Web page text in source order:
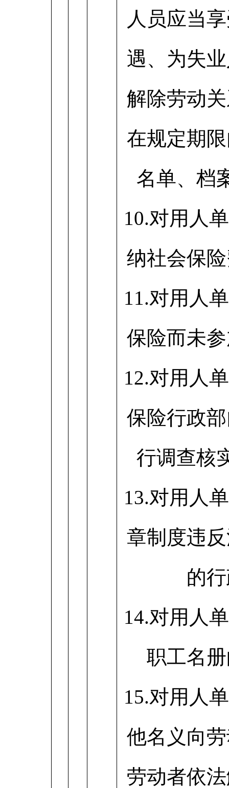
人员应当
遇、为失
解除劳动
在规定期
名单、档
10.对用人
纳社会保
11.对用人
保险而未
12.对用人
保险行政
行调查核
13.对用人
章制度违
的
14.对用人
职工名
15.对用人
他名义向
劳动者依